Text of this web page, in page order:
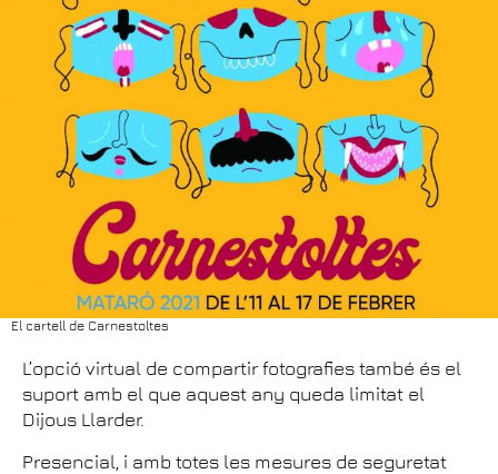
El cartell de Carnestoltes
L’opció virtual de compartir fotografies també és el
suport amb el que aquest any queda limitat el
Dijous Llarder.
Presencial, i amb totes les mesures de seguretat